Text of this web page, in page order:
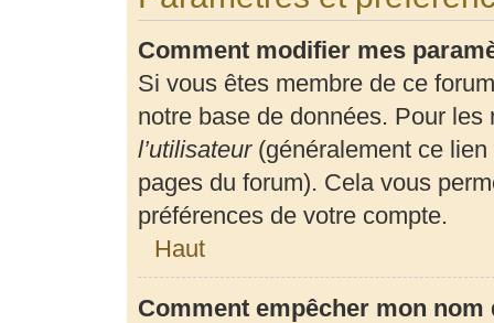
Comment modifier mes
Si vous êtes membre de ce
notre base de données. Pour
l’utilisateur(généralement ce lien
pages du forum). Cela vous
préférences de votre compte.
Haut
Comment empêcher mon